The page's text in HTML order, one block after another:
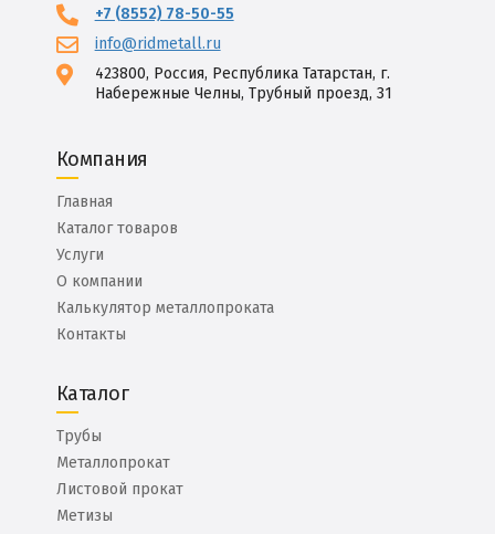
+7 (8552) 78-50-55
info@ridmetall.ru
423800, Россия, Республика Татарстан, г.
Набережные Челны, Трубный проезд, 31
Компания
Главная
Каталог товаров
Услуги
О компании
Калькулятор металлопроката
Контакты
Каталог
Трубы
Металлопрокат
Листовой прокат
Метизы